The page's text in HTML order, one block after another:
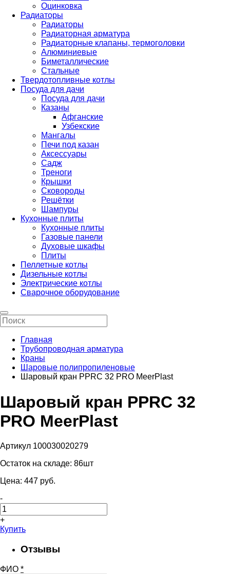
Оцинковка
Радиаторы
Радиаторы
Радиаторная арматура
Радиаторные клапаны, термоголовки
Алюминиевые
Биметаллические
Стальные
Твердотопливные котлы
Посуда для дачи
Посуда для дачи
Казаны
Афганские
Узбекские
Мангалы
Печи под казан
Аксессуары
Садж
Треноги
Крышки
Сковороды
Решётки
Шампуры
Кухонные плиты
Кухонные плиты
Газовые панели
Духовые шкафы
Плиты
Пеллетные котлы
Дизельные котлы
Электрические котлы
Сварочное оборудование
Главная
Трубопроводная арматура
Краны
Шаровые полипропиленовые
Шаровый кран PPRC 32 PRO MeerPlast
Шаровый кран PPRC 32
PRO MeerPlast
Артикул 100030020279
Остаток на складе: 86шт
Цена: 447 pуб.
-
+
Купить
Отзывы
ФИО *